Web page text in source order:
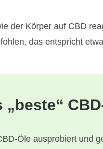
der Körper auf CBD
das entspricht
„beste“
Öle ausprobiert und